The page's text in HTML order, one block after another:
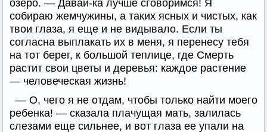
озеро. — Давай-ка лучше сговоримся! Я
собираю жемчужины, а таких ясных и чистых, как
твои глаза, я еще и не видывало. Если ты
согласна выплакать их в меня, я перенесу тебя
на тот берег, к большой теплице, где Смерть
растит свои цветы и деревья: каждое растение
— человеческая жизнь!
— О, чего я не отдам, чтобы только найти моего
ребенка! — сказала плачущая мать, залилась
слезами еще сильнее, и вот глаза ее упали на